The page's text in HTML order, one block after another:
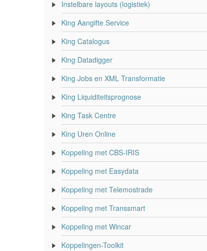
Instelbare layouts (logistiek)
King Aangifte Service
King Catalogus
King Datadigger
King Jobs en XML Transformatie
King Liquiditeitsprognose
King Task Centre
King Uren Online
Koppeling met CBS-IRIS
Koppeling met Easydata
Koppeling met Telemostrade
Koppeling met Transsmart
Koppeling met Wincar
Koppelingen-Toolkit